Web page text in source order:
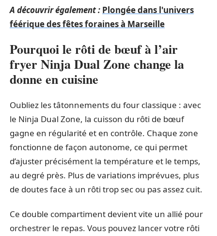
A découvrir également : Plongée dans l'univers
féérique des fêtes foraines à Marseille
Pourquoi le rôti de bœuf à l’air
fryer Ninja Dual Zone change la
donne en cuisine
Oubliez les tâtonnements du four classique : avec
le Ninja Dual Zone, la cuisson du rôti de bœuf
gagne en régularité et en contrôle. Chaque zone
fonctionne de façon autonome, ce qui permet
d’ajuster précisément la température et le temps,
au degré près. Plus de variations imprévues, plus
de doutes face à un rôti trop sec ou pas assez cuit.
Ce double compartiment devient vite un allié pour
orchestrer le repas. Vous pouvez lancer votre rôti